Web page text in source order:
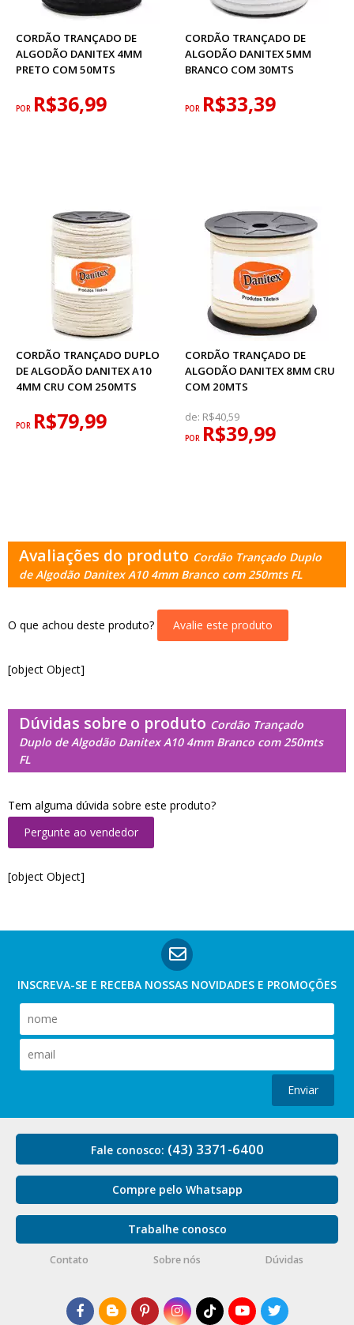
CORDÃO TRANÇADO DE
ALGODÃO DANITEX 4MM
PRETO COM 50MTS
POR R$36,99
CORDÃO TRANÇADO DE
ALGODÃO DANITEX 5MM
BRANCO COM 30MTS
POR R$33,39
CORDÃO TRANÇADO DUPLO
DE ALGODÃO DANITEX A10
4MM CRU COM 250MTS
POR R$79,99
CORDÃO TRANÇADO DE
ALGODÃO DANITEX 8MM CRU
COM 20MTS
de: R$40,59
POR R$39,99
Avaliações do produto Cordão Trançado Duplo
de Algodão Danitex A10 4mm Branco com 250mts FL
O que achou deste produto? Avalie este produto
[object Object]
Dúvidas sobre o produto Cordão Trançado
Duplo de Algodão Danitex A10 4mm Branco com 250mts
FL
Tem alguma dúvida sobre este produto?
Pergunte ao vendedor
[object Object]
INSCREVA-SE E RECEBA NOSSAS NOVIDADES E PROMOÇÕES
Enviar
Fale conosco: (43) 3371-6400
Compre pelo Whatsapp
Trabalhe conosco
Contato Sobre nós Dúvidas